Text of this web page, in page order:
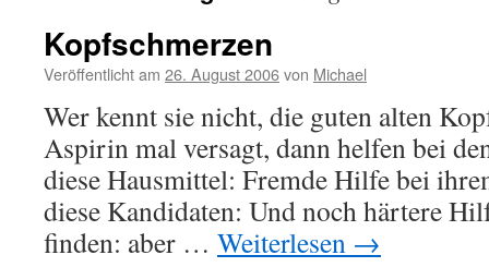
Kopfschmerzen
Veröffentlicht am 26. August 2006von Michael
Wer kennt sie nicht, die guten alten
Aspirin mal versagt, dann helfen bei
diese Hausmittel: Fremde Hilfe bei
diese Kandidaten: Und noch härtere
finden: aber … Weiterlesen →